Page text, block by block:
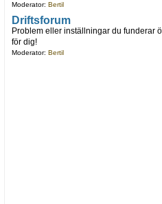
Moderator: Bertil
Driftsforum
Problem eller inställningar du funderar
för dig!
Moderator: Bertil